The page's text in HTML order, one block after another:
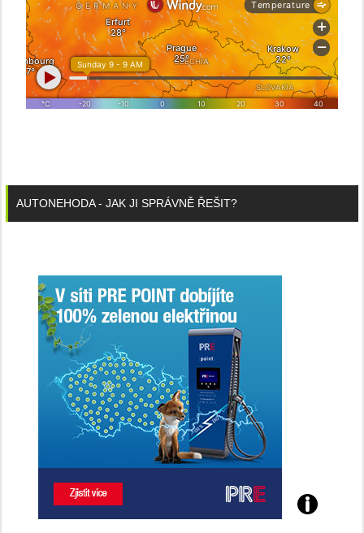
AUTONEHODA - JAK JI SPRÁVNĚ ŘEŠIT?
Poznejte